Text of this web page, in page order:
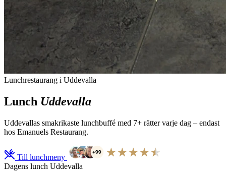
Lunchrestaurang i Uddevalla
Lunch Uddevalla
Uddevallas smakrikaste lunchbuffé med 7+ rätter varje dag – endast
hos Emanuels Restaurang.
Till lunchmeny
Dagens lunch Uddevalla